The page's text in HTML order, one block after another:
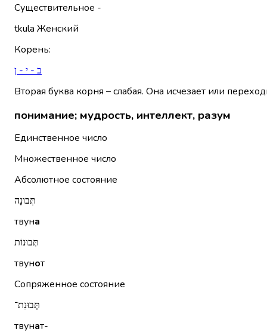
Существительное -
tkula Женский
Корень:
ב - י - ן
Вторая буква корня – слабая. Она исчезает или
понимание; мудрость, интеллект, разум
Единственное число
Множественное число
Абсолютное состояние
תְּבוּנָה
твуна
תְּבוּנוֹת
твунот
Сопряженное состояние
תְּבוּנַת־
твунат-